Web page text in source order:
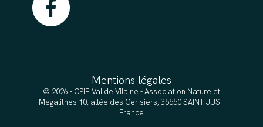
Mentions légales
© 2026 - CPIE Val de Vilaine - Association Nature et
Mégalithes 10, allée des Cerisiers, 35550 SAINT-JUST
France